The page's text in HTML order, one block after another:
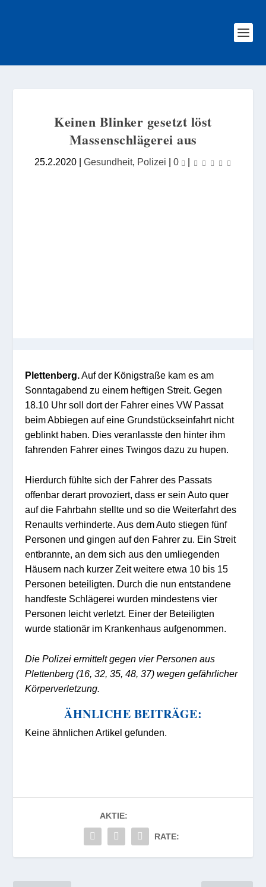
Keinen Blinker gesetzt löst
Massenschlägerei aus
25.2.2020 | Gesundheit, Polizei | 0 |
Plettenberg.Auf der Königstraße kam es am
Sonntagabend zu einem heftigen Streit. Gegen
18.10 Uhr soll dort der Fahrer eines VW Passat
beim Abbiegen auf eine Grundstückseinfahrt nicht
geblinkt haben. Dies veranlasste den hinter ihm
fahrenden Fahrer eines Twingos dazu zu hupen.
Hierdurch fühlte sich der Fahrer des Passats
offenbar derart provoziert, dass er sein Auto quer
auf die Fahrbahn stellte und so die Weiterfahrt des
Renaults verhinderte. Aus dem Auto stiegen fünf
Personen und gingen auf den Fahrer zu. Ein Streit
entbrannte, an dem sich aus den umliegenden
Häusern nach kurzer Zeit weitere etwa 10 bis 15
Personen beteiligten. Durch die nun entstandene
handfeste Schlägerei wurden mindestens vier
Personen leicht verletzt. Einer der Beteiligten
wurde stationär im Krankenhaus aufgenommen.
Die Polizei ermittelt gegen vier Personen aus
Plettenberg (16, 32, 35, 48, 37) wegen gefährlicher
Körperverletzung.
ÄHNLICHE BEITRÄGE:
Keine ähnlichen Artikel gefunden.
AKTIE:
RATE: